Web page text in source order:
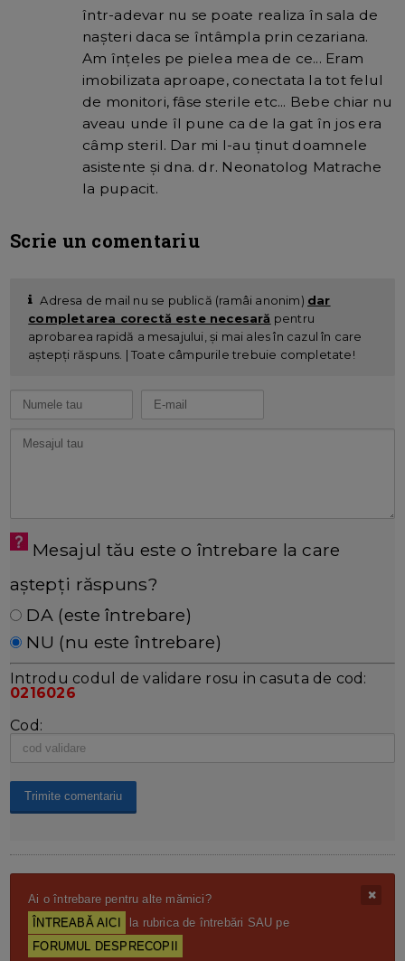
într-adevar nu se poate realiza în sala de
naşteri daca se întâmpla prin cezariana.
Am înţeles pe pielea mea de ce... Eram
imobilizata aproape, conectata la tot felul
de monitori, fâse sterile etc... Bebe chiar nu
aveau unde îl pune ca de la gat în jos era
câmp steril. Dar mi l-au ţinut doamnele
asistente şi dna. dr. Neonatolog Matrache
la pupacit.
Scrie un comentariu
Adresa de mail nu se publică (ramâi anonim) dar
completarea corectă este necesară pentru
aprobarea rapidă a mesajului, și mai ales în cazul în care
aștepți răspuns. | Toate câmpurile trebuie completate!
Mesajul tău este o întrebare la care
aștepți răspuns?
DA (este întrebare)
NU (nu este întrebare)
Introdu codul de validare rosu in casuta de cod:
0216026
Cod:
Ai o întrebare pentru alte mămici?
ÎNTREABĂ AICI
la rubrica de întrebări SAU pe
FORUMUL DESPRECOPII